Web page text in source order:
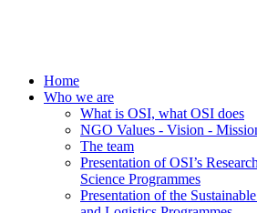
Home
Who we are
What is OSI, what OSI does
NGO Values - Vision -
The team
Presentation of OSI’s
Science Programmes
Presentation of the